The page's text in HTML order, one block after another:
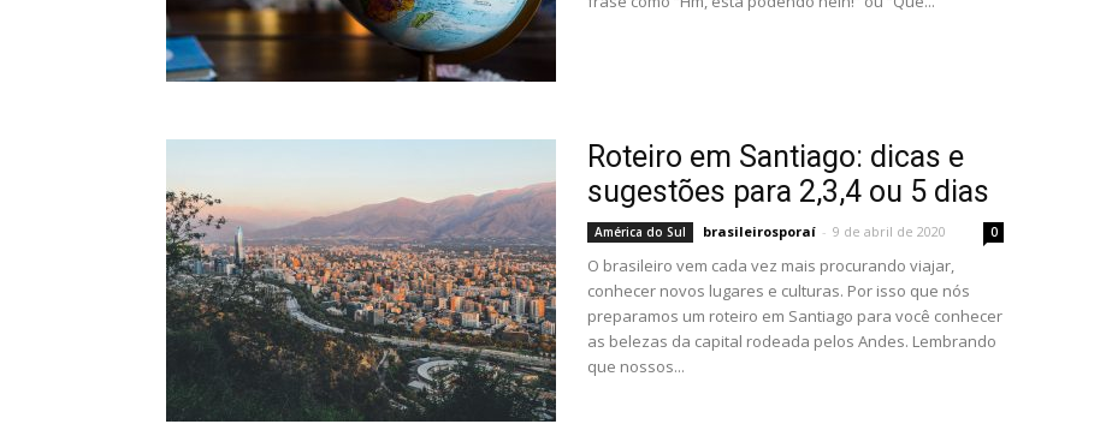
Roteiro em Santiago: dicas e
sugestões para 2,3,4 ou 5 dias
América do Sul brasileirosporaí - 9 de abril de 2020 0
O brasileiro vem cada vez mais procurando viajar,
conhecer novos lugares e culturas. Por isso que nós
preparamos um roteiro em Santiago para você conhecer
as belezas da capital rodeada pelos Andes. Lembrando
que nossos...